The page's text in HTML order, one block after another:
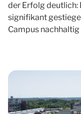
der Erfolg deutlich:
signifikant
Campus